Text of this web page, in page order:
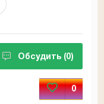
Обсудить (0)
0